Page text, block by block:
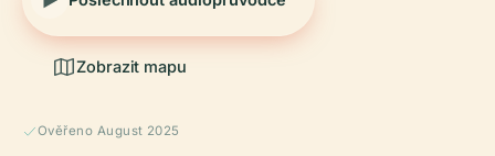
Zobrazit mapu
Ověřeno August 2025